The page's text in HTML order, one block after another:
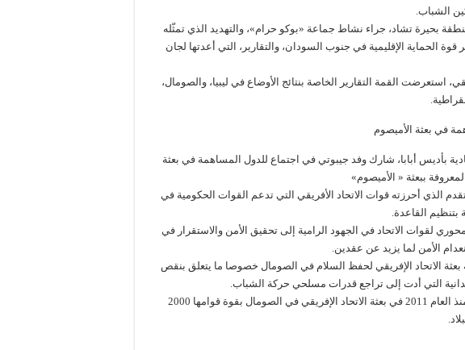
الشباب.
بحيرة تشاد، جراء نشاط جماعة «بوكو حرام»، والتهديد الذي تمثّله
الحماية الإقليمية في جنوب السودان، والتقارير، التي أعدتها لجان
استعرضت القمة التقارير الخاصة بنتائج الأوضاع في ليبيا، والصومال،
في بعثة الأميصوم
قمة الاتحاد الإفريقي الـ29 الاعتيادية بأديس أبابا، شارك وفد جيبوتي في اجتماع للدول المساهمة في بعثة
ببعثة « الأميصوم»
الذي أحرزته قوات الاتحاد الأفريقي التي تدعم القوات الحكومية في
القاعدة.
لقوات الاتحاد في الجهود الرامية إلى تحقيق الأمن والاستقرار في
الأمن لما يزيد عن عقدين.
الاتحاد الإفريقي لحفظ السلام في الصومال خصوصا ما يتعلق بنقص
التي أدت إلى تراجع قدرات مسلحي حركة الشباب.
وتجدر الإشارة إلى جمهورية جيبوتي تساهم منذ العام 2011 في بعثة الاتحاد الإفريقي في الصومال بقوة قوامها 2000